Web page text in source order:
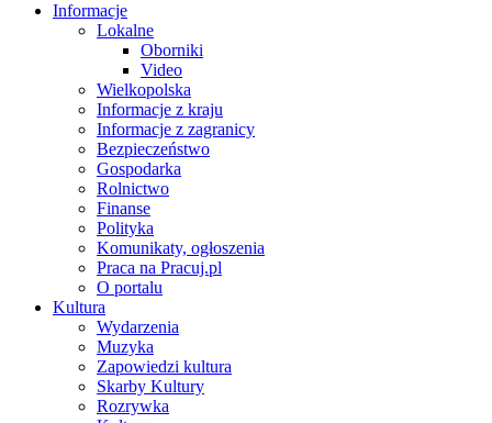
Informacje
Lokalne
Oborniki
Video
Wielkopolska
Informacje z kraju
Informacje z zagranicy
Bezpieczeństwo
Gospodarka
Rolnictwo
Finanse
Polityka
Komunikaty, ogłoszenia
Praca na Pracuj.pl
O portalu
Kultura
Wydarzenia
Muzyka
Zapowiedzi kultura
Skarby Kultury
Rozrywka